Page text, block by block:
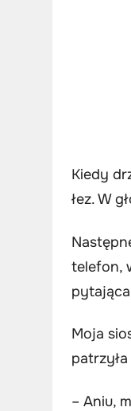
Kiedy
łez. W
telefon,
pytająca
Moja
– Aniu,